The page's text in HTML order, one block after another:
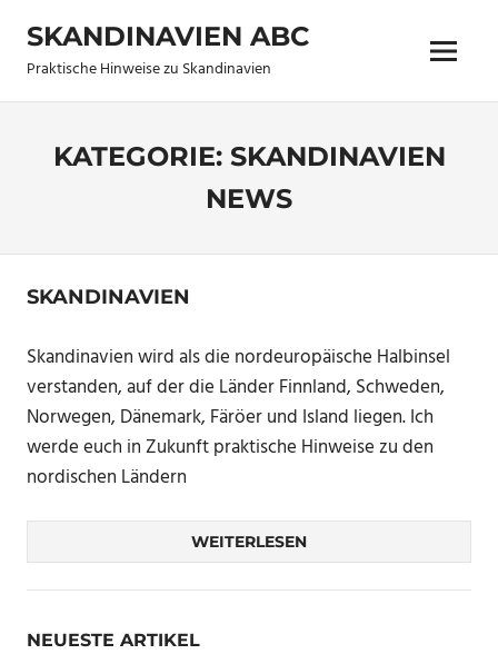
Inhalt
springen
SKANDINAVIEN ABC
Praktische Hinweise zu Skandinavien Menü
KATEGORIE: SKANDINAVIEN
NEWS
SKANDINAVIEN
Skandinavien wird als die nordeuropäische Halbinsel
verstanden, auf der die Länder Finnland, Schweden,
Norwegen, Dänemark, Färöer und Island liegen. Ich
werde euch in Zukunft praktische Hinweise zu den
nordischen Ländern
WEITERLESEN
NEUESTE ARTIKEL